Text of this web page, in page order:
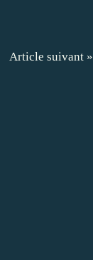
Article suivant »